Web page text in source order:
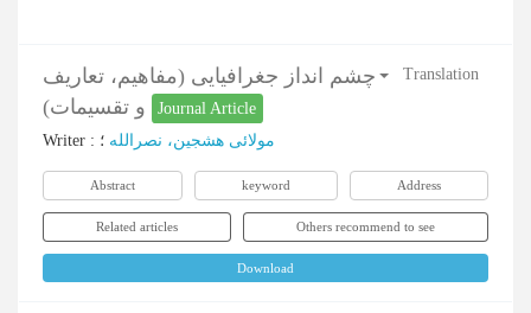
چشم انداز جغرافیایی (مفاهیم، تعاریف
Journal Article
Translation
Writer : مولائی هشجین، نصرالله ؛
Abstract keyword Address
Related articles Others recommend to see
Download